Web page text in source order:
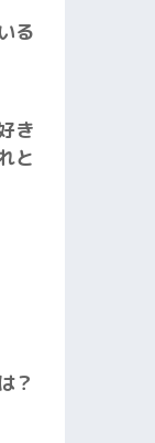
る
き
と
？